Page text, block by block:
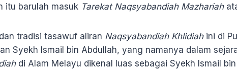
itu barulah masuk Tarekat Naqsyabandiah Mazhariah
tradisi tasawuf aliran Naqsyabandiah Khlidiah ini di
Syekh Ismail bin Abdullah, yang namanya dalam
di Alam Melayu dikenal luas sebagai Syekh Ismail